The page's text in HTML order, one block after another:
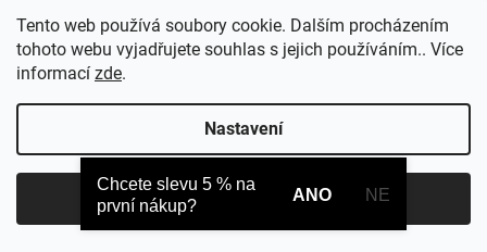
Tento web používá soubory cookie. Dalším procházením
tohoto webu vyjadřujete souhlas s jejich používáním.. Více
informací zde.
Nastavení
7 290 Kč
Chcete slevu 5 % na
první nákup?
ANO NE